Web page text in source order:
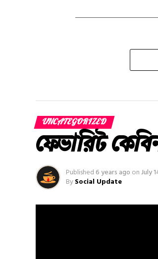
UNCATEGORIZED
ফেভারিট
Published6 years ago onJuly
BySocial Update